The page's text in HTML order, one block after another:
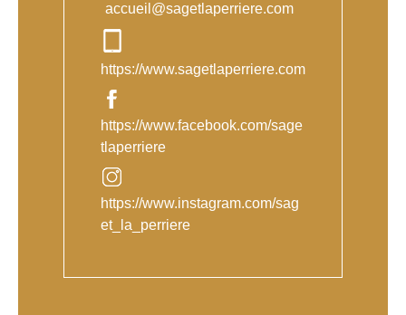
accueil@sagetlaperriere.com
https://www.sagetlaperriere.com
https://www.facebook.com/sage
tlaperriere
https://www.instagram.com/sag
et_la_perriere